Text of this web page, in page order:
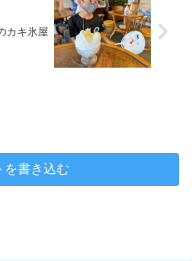
カキ氷屋
を書き込む